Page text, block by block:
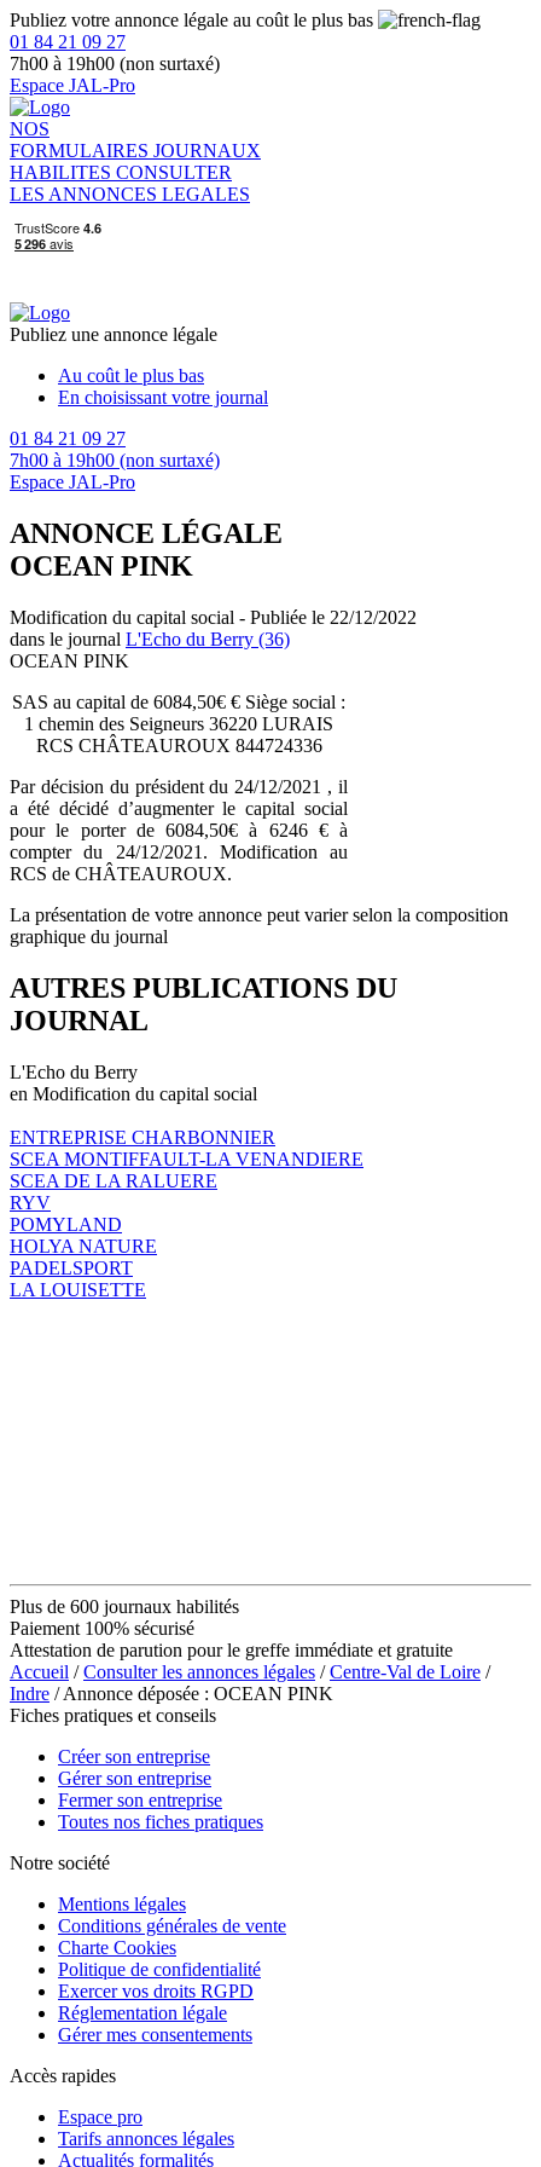
Publiez votre annonce légale au coût le plus bas
01 84 21 09 27
7h00 à 19h00 (non surtaxé)
Espace JAL-Pro
NOS
FORMULAIRES JOURNAUX
HABILITES CONSULTER
LES ANNONCES LEGALES
Publiez une annonce légale
Au coût le plus bas
En choisissant votre journal
01 84 21 09 27
7h00 à 19h00 (non surtaxé)
Espace JAL-Pro
ANNONCE LÉGALE
OCEAN PINK
Modification du capital social - Publiée le 22/12/2022
dans le journal L'Echo du Berry (36)
OCEAN PINK
SAS au capital de 6084,50€ € Siège social :
1 chemin des Seigneurs 36220 LURAIS
RCS CHÂTEAUROUX 844724336
Par décision du président du 24/12/2021 , il
a été décidé d’augmenter le capital social
pour le porter de 6084,50€ à 6246 € à
compter du 24/12/2021. Modification au
RCS de CHÂTEAUROUX.
La présentation de votre annonce peut varier selon la composition
graphique du journal
AUTRES PUBLICATIONS DU
JOURNAL
L'Echo du Berry
en Modification du capital social
ENTREPRISE CHARBONNIER
SCEA MONTIFFAULT-LA VENANDIERE
SCEA DE LA RALUERE
RYV
POMYLAND
HOLYA NATURE
PADELSPORT
LA LOUISETTE
Plus de 600 journaux habilités
Paiement 100% sécurisé
Attestation de parution pour le greffe immédiate et gratuite
Accueil /Consulter les annonces légales /Centre-Val de Loire /
Indre / Annonce déposée : OCEAN PINK
Fiches pratiques et conseils
Créer son entreprise
Gérer son entreprise
Fermer son entreprise
Toutes nos fiches pratiques
Notre société
Mentions légales
Conditions générales de vente
Charte Cookies
Politique de confidentialité
Exercer vos droits RGPD
Réglementation légale
Gérer mes consentements
Accès rapides
Espace pro
Tarifs annonces légales
Actualités formalités